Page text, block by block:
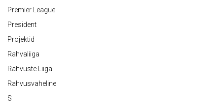
Premier League
President
Projektid
Rahvaliiga
Rahvuste Liiga
Rahvusvaheline
S